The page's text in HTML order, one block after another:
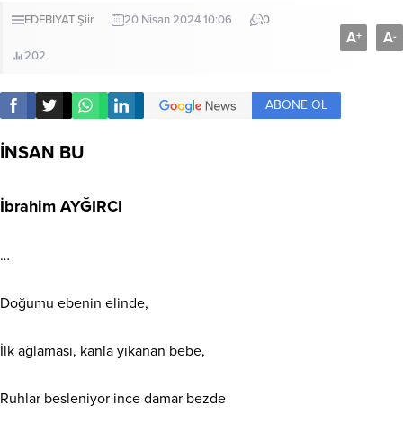
EDEBİYATŞiir 20 Nisan 2024 10:06 0
202
A+ A-
ABONE OL
İNSAN BU
İbrahim AYĞIRCI
…
Doğumu ebenin elinde,
İlk ağlaması, kanla yıkanan bebe,
Ruhlar besleniyor ince damar bezde